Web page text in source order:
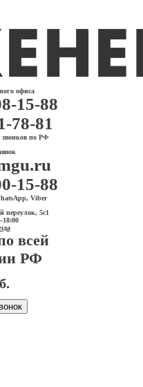
офиса
15-88
78-81
звонков по РФ
15-88
Viber
переулок, 5с1
всей
РФ